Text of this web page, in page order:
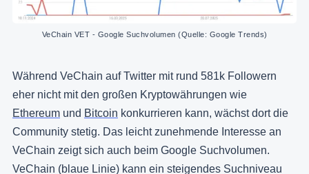
VeChain VET - Google Suchvolumen (Quelle: Google Trends)
Während VeChain auf Twitter mit rund 581k Followern
eher nicht mit den großen Kryptowährungen wie
Ethereum und Bitcoin konkurrieren kann, wächst dort die
Community stetig. Das leicht zunehmende Interesse an
VeChain zeigt sich auch beim Google Suchvolumen.
VeChain (blaue Linie) kann ein steigendes Suchniveau